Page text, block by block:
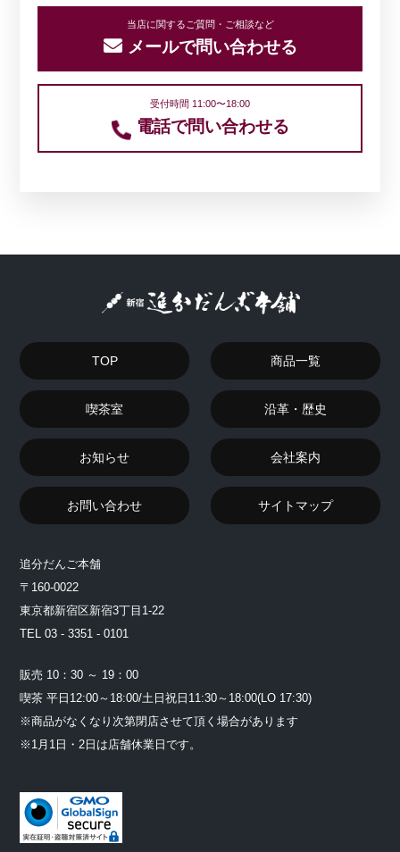
当店に関するご質問・ご相談など
メールで問い合わせる
受付時間 11:00〜18:00
電話で問い合わせる
TOP 商品一覧
喫茶室 沿革・歴史
お知らせ 会社案内
お問い合わせ サイトマップ
追分だんご本舗
〒160-0022
東京都新宿区新宿3丁目1-22
TEL 03 - 3351 - 0101
販売 10：30 ～ 19：00
喫茶 平日12:00～18:00/土日祝日11:30～18:00(LO 17:30)
※商品がなくなり次第閉店させて頂く場合があります
※1月1日・2日は店舗休業日です。